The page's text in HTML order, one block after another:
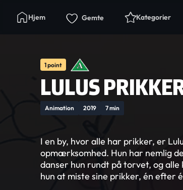
Hjem Gemte Kategorier
1 point
LULUS
Animation 2019 7 min
I en by, hvor alle har prikker, er
opmærksomhed. Hun har nemlig
danser hun rundt på torvet, og
hun at miste sine prikker, én efter